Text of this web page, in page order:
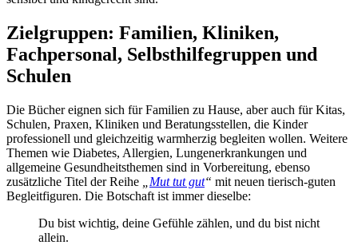
Zielgruppen: Familien, Kliniken,
Fachpersonal, Selbsthilfegruppen und
Schulen
Die Bücher eignen sich für Familien zu Hause, aber auch für Kitas,
Schulen, Praxen, Kliniken und Beratungsstellen, die Kinder
professionell und gleichzeitig warmherzig begleiten wollen. Weitere
Themen wie Diabetes, Allergien, Lungenerkrankungen und
allgemeine Gesundheitsthemen sind in Vorbereitung, ebenso
zusätzliche Titel der Reihe
Mut tut gut“ mit neuen tierisch-guten
Begleitfiguren. Die Botschaft ist immer dieselbe:
Du bist wichtig, deine Gefühle zählen, und du bist nicht
allein.